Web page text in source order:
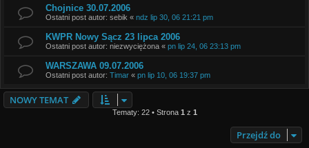
Chojnice 30.07.2006
Ostatni post autor: sebik « ndz lip 30, 06 21:21 pm
KWPR Nowy Sącz 23 lipca 2006
Ostatni post autor: niezwyciężona « pn lip 24, 06 23:13 pm
WARSZAWA 09.07.2006
Ostatni post autor: Timar « pn lip 10, 06 19:37 pm
NOWY TEMAT
Tematy: 22 • Strona 1 z 1
Przejdź do